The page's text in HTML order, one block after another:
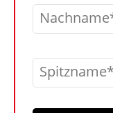
Nachname
Spitzname